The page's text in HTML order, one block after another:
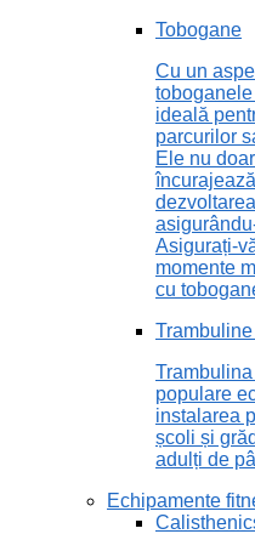
Tobogane
Cu un
ideală
parcurilor
Ele nu
Asigurați-
momente
cu
populare
instalarea
școli și
adulți de
Echipamente